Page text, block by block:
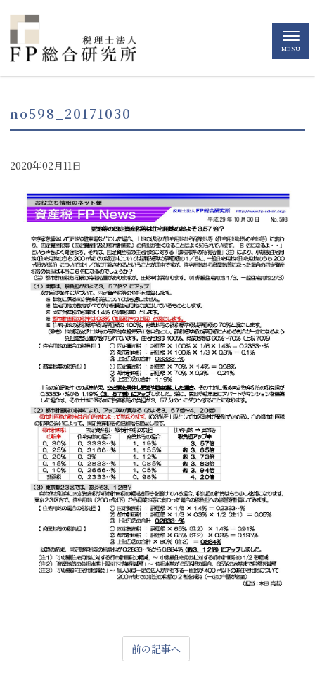
MENU
no598_20171030
2020年02月11日
前の記事へ